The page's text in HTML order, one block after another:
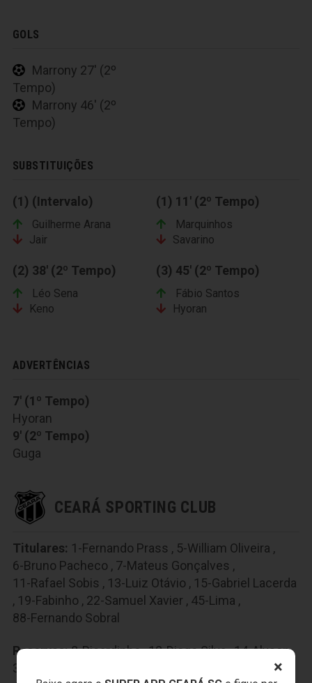
×
GOLS
Marrony 27' (2º
Tempo)
Marrony 46' (2º
Tempo)
SUBSTITUIÇÕES
(1) (Intervalo)
Guilherme Arana
Jair
(1) 11' (2º Tempo)
Marquinhos
Savarino
(2) 38' (2º Tempo)
Léo Sena
Keno
(3) 45' (2º Tempo)
Fábio Santos
Hyoran
ADVERTÊNCIAS
7' (1º Tempo)
Hyoran
9' (2º Tempo)
Guga
CEARÁ SPORTING CLUB
Titulares: 1-Fernando Prass , 5-William Oliveira ,
6-Bruno Pacheco , 7-Mateus Gonçalves ,
11-Rafael Sobis , 13-Luiz Otávio , 15-Gabriel Lacerda
, 19-Fabinho , 22-Samuel Xavier , 45-Lima ,
88-Fernando Sobral
Reservas:8-Ricardinho,12-Diogo Silva,14-Alyson,
30-Bergson